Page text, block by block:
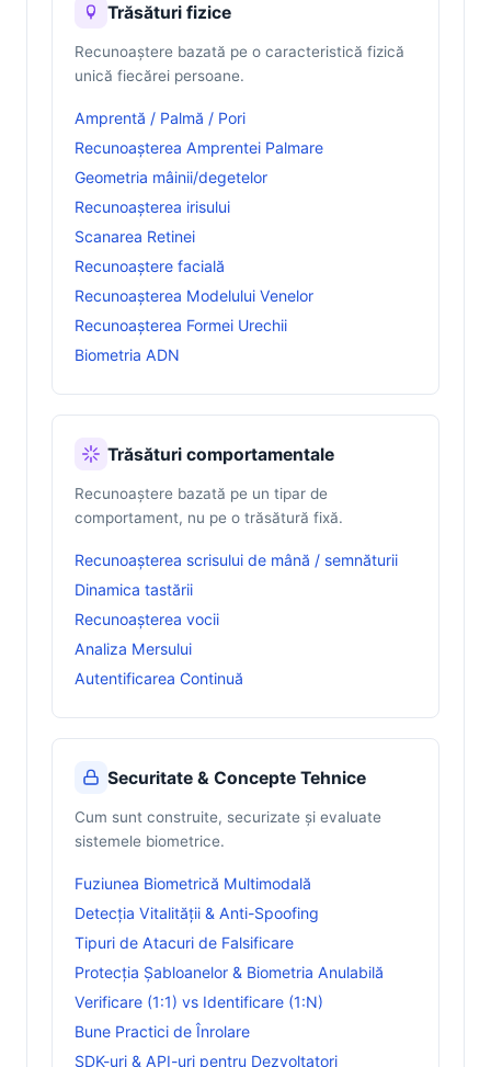
Trăsături fizice
Recunoaștere bazată pe o caracteristică fizică
unică fiecărei persoane.
Amprentă / Palmă / Pori
Recunoașterea Amprentei Palmare
Geometria mâinii/degetelor
Recunoașterea irisului
Scanarea Retinei
Recunoaștere facială
Recunoașterea Modelului Venelor
Recunoașterea Formei Urechii
Biometria ADN
Trăsături comportamentale
Recunoaștere bazată pe un tipar de
comportament, nu pe o trăsătură fixă.
Recunoașterea scrisului de mână / semnăturii
Dinamica tastării
Recunoașterea vocii
Analiza Mersului
Autentificarea Continuă
Securitate & Concepte Tehnice
Cum sunt construite, securizate și evaluate
sistemele biometrice.
Fuziunea Biometrică Multimodală
Detecția Vitalității & Anti-Spoofing
Tipuri de Atacuri de Falsificare
Protecția Șabloanelor & Biometria Anulabilă
Verificare (1:1) vs Identificare (1:N)
Bune Practici de Înrolare
SDK-uri & API-uri pentru Dezvoltatori